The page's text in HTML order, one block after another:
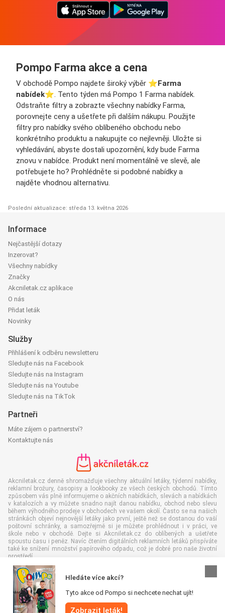
Pompo Farma akce a cena
V obchodě Pompo najdete široký výběr ⭐️Farma
nabídek⭐️. Tento týden má Pompo 1 Farma nabídek.
Odstraňte filtry a zobrazte všechny nabídky Farma,
porovnejte ceny a ušetřete při dalším nákupu. Použijte
filtry pro nabídky svého oblíbeného obchodu nebo
konkrétního produktu a nakupujte co nejlevněji. Uložte si
vyhledávání, abyste dostali upozornění, kdy bude Farma
znovu v nabídce. Produkt není momentálně ve slevě, ale
potřebujete ho? Prohlédněte si podobné nabídky a
najděte vhodnou alternativu.
Poslední aktualizace: středa 13. května 2026
Hledáte více akcí?
Tyto akce od Pompo si nechcete nechat ujít!
Zobrazit leták!
Informace
Nejčastější dotazy
Inzerovat?
Všechny nabídky
Značky
Akcniletak.cz aplikace
O nás
Přidat leták
Novinky
Služby
Přihlášení k odběru newsletteru
Sledujte nás na Facebook
Sledujte nás na Instagram
Sledujte nás na Youtube
Sledujte nás na TikTok
Partneři
Máte zájem o partnerství?
Kontaktujte nás
Akcniletak.cz denně shromažďuje všechny aktuální letáky, týdenní nabídky,
reklamní brožury, časopisy a lookbooky ze všech českých obchodů. Tímto
způsobem vás plně informujeme o akčních nabídkách, slevách a nabídkách
v katalozích a vy můžete snadno najít danou nabídku, obchod nebo slevu
během výhodného prodeje v obchodech ve vašem okolí. Často se na našich
stránkách objeví nejnovější letáky jako první, ještě než se dostanou do vaší
poštovní schránky, a samozřejmě si je můžete prohlédnout i v práci, ve
škole nebo v obchodě. Dejte si Akcniletak.cz do oblíbených a ušetřete
spoustu času i peněz. Navíc čtením digitálních reklamních letáků přispíváte
také ke snížení množství papírového odpadu, což je dobré pro naše životní
prostředí.
Všechna práva vyhrazena © Akcniletak.cz 2026 |